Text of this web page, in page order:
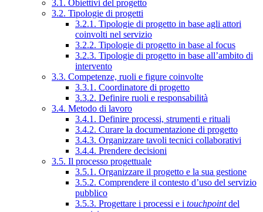
3.1. Obiettivi del progetto
3.2. Tipologie di progetti
3.2.1. Tipologie di progetto in base agli attori
coinvolti nel servizio
3.2.2. Tipologie di progetto in base al focus
3.2.3. Tipologie di progetto in base all’ambito di
intervento
3.3. Competenze, ruoli e figure coinvolte
3.3.1. Coordinatore di progetto
3.3.2. Definire ruoli e responsabilità
3.4. Metodo di lavoro
3.4.1. Definire processi, strumenti e rituali
3.4.2. Curare la documentazione di progetto
3.4.3. Organizzare tavoli tecnici collaborativi
3.4.4. Prendere decisioni
3.5. Il processo progettuale
3.5.1. Organizzare il progetto e la sua gestione
3.5.2. Comprendere il contesto d’uso del servizio
pubblico
3.5.3. Progettare i processi e i touchpointdel